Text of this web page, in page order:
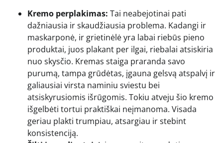
Kremo perplakimas: Tai neabejotinai pati
dažniausia ir skaudžiausia problema. Kadangi ir
maskarponė, ir grietinėlė yra labai riebūs pieno
produktai, juos plakant per ilgai, riebalai atsiskiria
nuo skysčio. Kremas staiga praranda savo
purumą, tampa grūdėtas, įgauna gelsvą atspalvį ir
galiausiai virsta naminiu sviestu bei
atsiskyrusiomis išrūgomis. Tokiu atveju šio kremo
išgelbėti tortui praktiškai neįmanoma. Visada
geriau plakti trumpiau, atsargiau ir stebint
konsistenciją.